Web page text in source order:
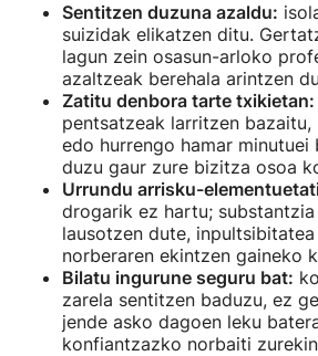
Sentitzen duzuna azaldu:
suizidak elikatzen ditu.
lagun zein osasun-arloko
azaltzeak berehala arintzen
Zatitu denbora tarte txikietan:
pentsatzeak larritzen bazaitu,
edo hurrengo hamar minutuei
duzu gaur zure bizitza osoa
Urrundu arrisku-
drogarik ez hartu;
lausotzen dute,
norberaren ekintzen gaineko
Bilatu ingurune seguru bat:
zarela sentitzen baduzu, ez
jende asko dagoen leku
konfiantzazko norbaiti